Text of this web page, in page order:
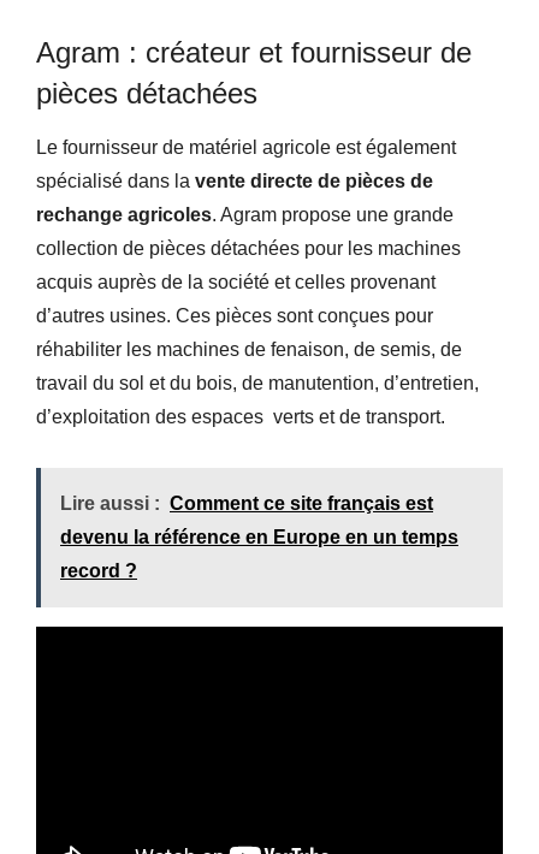
Agram : créateur et fournisseur de
pièces détachées
Le fournisseur de matériel agricole est également
spécialisé dans la vente directe de pièces de
rechange agricoles. Agram propose une grande
collection de pièces détachées pour les machines
acquis auprès de la société et celles provenant
d’autres usines. Ces pièces sont conçues pour
réhabiliter les machines de fenaison, de semis, de
travail du sol et du bois, de manutention, d’entretien,
d’exploitation des espaces verts et de transport.
Lire aussi : Comment ce site français est
devenu la référence en Europe en un temps
record ?